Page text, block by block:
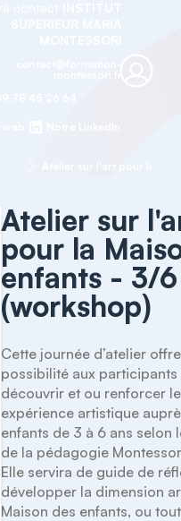
Atelier sur
pour la
enfants - 3/
(workshop)
Cette journée d’atelier
possibilité aux participants
découvrir et ou renforcer
expérience artistique
enfants de 3 à 6 ans selon
de la pédagogie
Elle servira de guide de
développer la dimension
Maison des enfants, ou